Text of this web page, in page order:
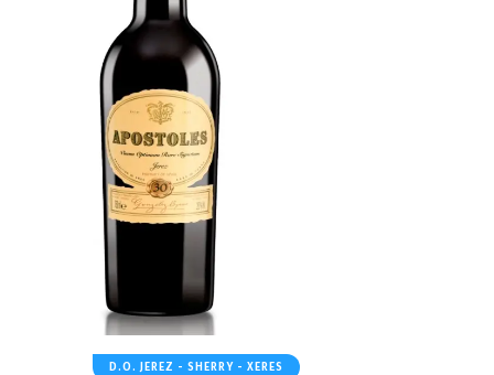
D.O. JEREZ - SHERRY - XERES